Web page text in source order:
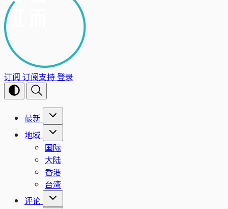
订阅 订阅支持登录
最新
地域
国际
大陆
香港
台湾
评论